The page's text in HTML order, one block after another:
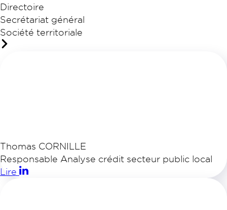
Directoire
Secrétariat général
Société territoriale
Thomas CORNILLE
Responsable Analyse crédit secteur public local
Lire